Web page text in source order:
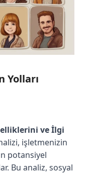
Yolları
ve İlgi
işletmenizin
potansiyel
Bu analiz, sosyal